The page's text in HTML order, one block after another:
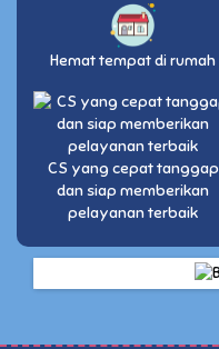
Hemat tempat di rumah
CS yang cepat tanggap
dan siap memberikan
pelayanan terbaik